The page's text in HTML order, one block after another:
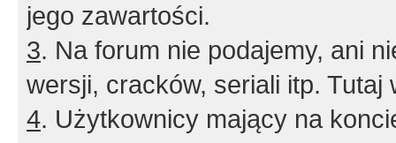
jego zawartości.
3. Na forum nie podajemy, ani
wersji, cracków, seriali itp. Tutaj
4. Użytkownicy mający na